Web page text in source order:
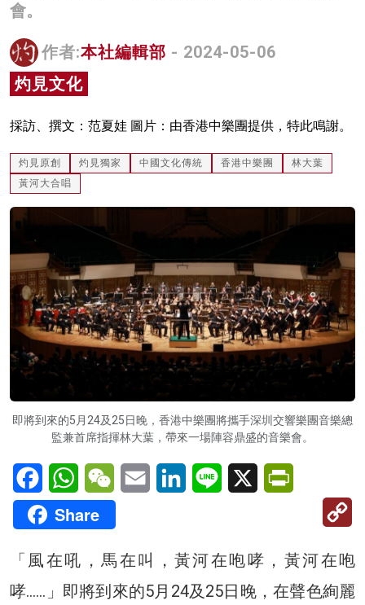
名家榜
灼見活動
關於我們
會。
作者:本社編輯部 - 2024-05-06
灼見文化
採訪、撰文：范夏娃 圖片：由香港中樂團提供，特此鳴謝。
灼見原創 灼見獨家 中國文化傳統 香港中樂團
林大葉
黃河大合唱
即將到來的5月24及25日晚，香港中樂團將攜手深圳交響樂團音樂總
監兼首席指揮林大葉，帶來一場陣容鼎盛的音樂會。
FacebookWhatsAppWeChatEmail LinkedInLine X
Share
「風在吼，馬在叫，黃河在咆哮，黃河在咆
哮……」即將到來的5月24及25日晚，在聲色絢麗